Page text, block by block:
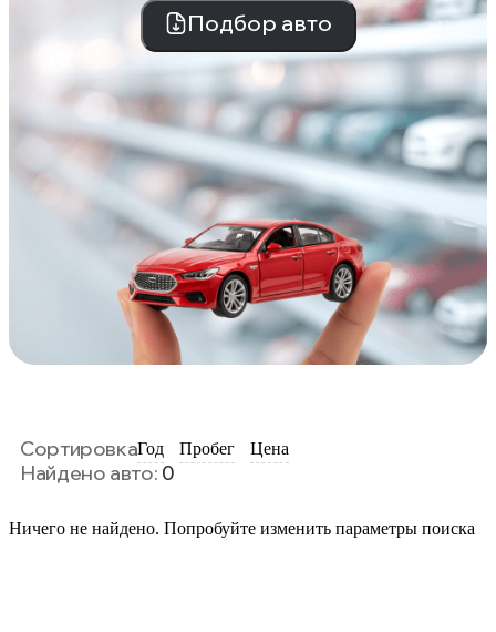
Подбор авто
СортировкаГод Пробег Цена
Найдено авто: 0
Ничего не найдено. Попробуйте изменить параметры поиска